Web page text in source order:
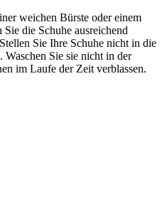
weichen Bürste oder einem
die Schuhe ausreichend
Sie Ihre Schuhe nicht in die
Sie sie nicht in der
im Laufe der Zeit verblassen.